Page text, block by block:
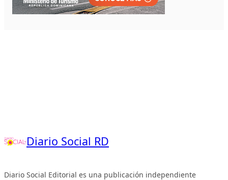
Diario Social RD
Diario Social Editorial es una publicación independiente